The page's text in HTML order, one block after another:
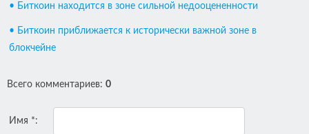
• Биткоин находится в зоне сильной недооцененности
• Биткоин приближается к исторически важной зоне в
блокчейне
Всего комментариев: 0
Имя *: